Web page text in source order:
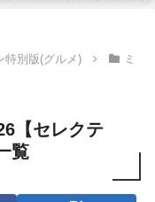
特別版(グルメ)
ミ
【セレクテ
覧